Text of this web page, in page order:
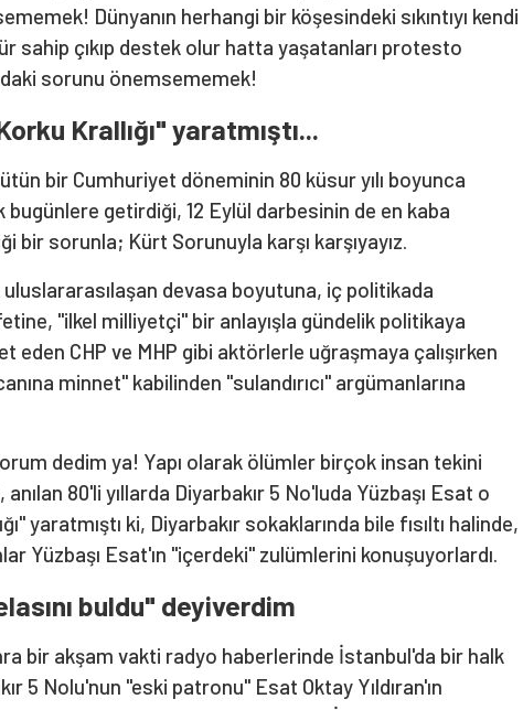
Dünyanın herhangi bir köşesindeki sıkıntıyı kendi
sahip çıkıp destek olur hatta yaşatanları protesto
sorunu önemsememek!
Krallığı" yaratmıştı...
bir Cumhuriyet döneminin 80 küsur yılı boyunca
bugünlere getirdiği, 12 Eylül darbesinin de en kaba
bir sorunla; Kürt Sorunuyla karşı karşıyayız.
uluslararasılaşan devasa boyutuna, iç politikada
"ilkel milliyetçi" bir anlayışla gündelik politikaya
eden CHP ve MHP gibi aktörlerle uğraşmaya çalışırken
minnet" kabilinden "sulandırıcı" argümanlarına
dedim ya! Yapı olarak ölümler birçok insan tekini
80'li yıllarda Diyarbakır 5 No'luda Yüzbaşı Esat o
yaratmıştı ki, Diyarbakır sokaklarında bile fısıltı halinde,
Yüzbaşı Esat'ın "içerdeki" zulümlerini konuşuyorlardı.
buldu" deyiverdim
bir akşam vakti radyo haberlerinde İstanbul'da bir halk
5 Nolu'nun "eski patronu" Esat Oktay Yıldıran'ın